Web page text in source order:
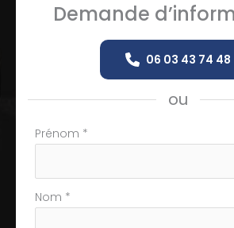
Demande
06 03 43 74 48
ou
Formulaire
téléphone
Prénom *
Nom *